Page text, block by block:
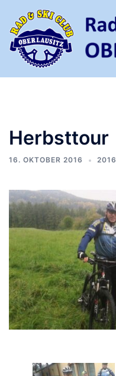
Inhalt
springen
Herbsttour
16. OKTOBER 2016 2016